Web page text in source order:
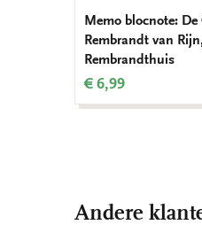
Memo blocnote:
Rembrandt van
Rembrandthuis
€ 6,99
Andere